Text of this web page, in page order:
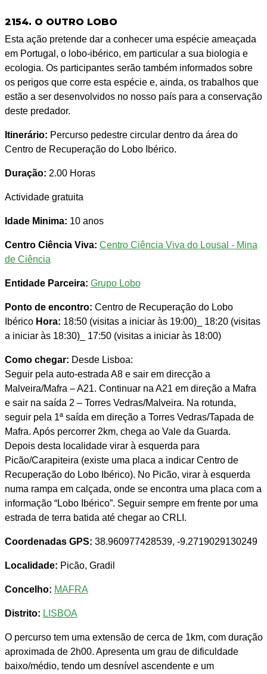
2154. O OUTRO LOBO
Esta ação pretende dar a conhecer uma espécie ameaçada
em Portugal, o lobo-ibérico, em particular a sua biologia e
ecologia. Os participantes serão também informados sobre
os perigos que corre esta espécie e, ainda, os trabalhos que
estão a ser desenvolvidos no nosso país para a conservação
deste predador.
Itinerário: Percurso pedestre circular dentro da área do
Centro de Recuperação do Lobo Ibérico.
Duração: 2.00 Horas
Actividade gratuita
Idade Minima: 10 anos
Centro Ciência Viva: Centro Ciência Viva do Lousal - Mina
de Ciência
Entidade Parceira: Grupo Lobo
Ponto de encontro: Centro de Recuperação do Lobo
Ibérico Hora: 18:50 (visitas a iniciar às 19:00)_ 18:20 (visitas
a iniciar às 18:30)_ 17:50 (visitas a iniciar às 18:00)
Como chegar: Desde Lisboa:
Seguir pela auto-estrada A8 e sair em direcção a
Malveira/Mafra – A21. Continuar na A21 em direção a Mafra
e sair na saída 2 – Torres Vedras/Malveira. Na rotunda,
seguir pela 1ª saída em direção a Torres Vedras/Tapada de
Mafra. Após percorrer 2km, chega ao Vale da Guarda.
Depois desta localidade virar à esquerda para
Picão/Carapiteira (existe uma placa a indicar Centro de
Recuperação do Lobo Ibérico). No Picão, virar à esquerda
numa rampa em calçada, onde se encontra uma placa com a
informação “Lobo Ibérico”. Seguir sempre em frente por uma
estrada de terra batida até chegar ao CRLI.
Coordenadas GPS: 38.960977428539, -9.2719029130249
Localidade: Picão, Gradil
Concelho: MAFRA
Distrito: LISBOA
O percurso tem uma extensão de cerca de 1km, com duração
aproximada de 2h00. Apresenta um grau de dificuldade
baixo/médio, tendo um desnível ascendente e um